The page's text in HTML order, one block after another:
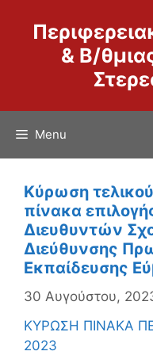
περιεχόμενο& Β/
Menu
Κύρωση τελικού
πίνακα
Διευθυντών
Διεύθυνσης
Εκπαίδευσης
30 Αυγούστου,
ΚΥΡΩΣΗ ΠΙΝΑΚΑ
2023